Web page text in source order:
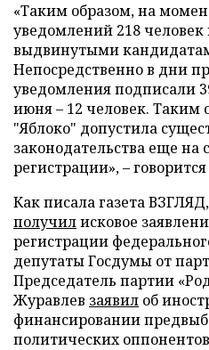
«Таким образом, на
уведомлений 218 человек
выдвинутыми
Непосредственно в дни
уведомления подписали
июня – 12 человек. Таким
"Яблоко" допустила
законодательства еще
регистрации», –
Как писала газета
получилисковое
регистрации
депутаты Госдумы от
Председатель партии
Журавлев заявил об
финансировании
политических